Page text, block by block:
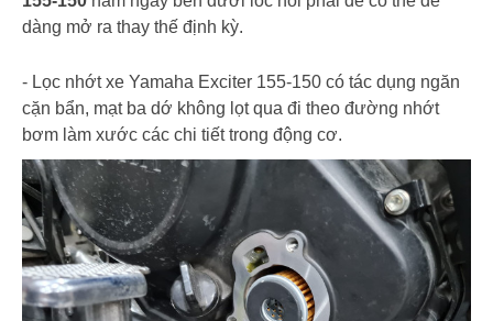
dàng mở ra thay thế định kỳ.
- Lọc nhớt xe Yamaha Exciter 155-150 có tác dụng ngăn
cặn bẩn, mạt ba dớ không lọt qua đi theo đường nhớt
bơm làm xước các chi tiết trong động cơ.